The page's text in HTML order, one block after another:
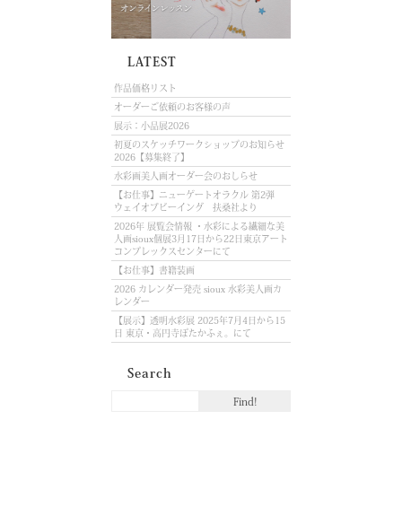
LATEST
作品価格リスト
オーダーご依頼のお客様の声
展示：小品展2026
初夏のスケッチワークショップのお知らせ
2026【募集終了】
水彩画美人画オーダー会のおしらせ
【お仕事】ニューゲートオラクル 第2弾
ウェイオブビーイング 扶桑社より
2026年 展覧会情報 ・水彩による繊細な美
人画sioux個展3月17日から22日東京アート
コンプレックスセンターにて
【お仕事】書籍装画
2026 カレンダー発売 sioux 水彩美人画カ
レンダー
【展示】透明水彩展 2025年7月4日から15
日 東京・高円寺ぽたかふぇ。にて
Search